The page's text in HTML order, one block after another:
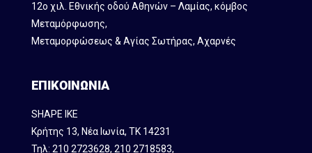
12ο χιλ. Εθνικής οδού Αθηνών – Λαμίας, κόμβος
Mεταμόρφωσης,
Μεταμορφώσεως & Αγίας Σωτήρας, Αχαρνές
ΕΠΙΚΟΙΝΩΝΙΑ
SHAPE IKE
Κρήτης 13, Νέα Ιωνία, ΤΚ 14231
Τηλ: 210 2723628, 210 2718583,